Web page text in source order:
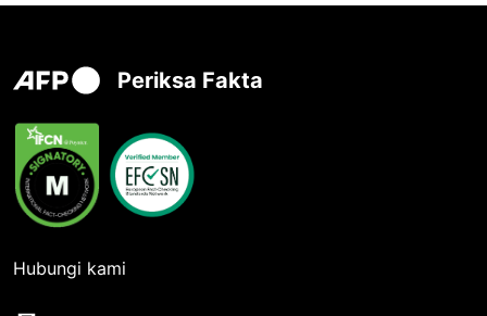
Periksa Fakta
Hubungi kami